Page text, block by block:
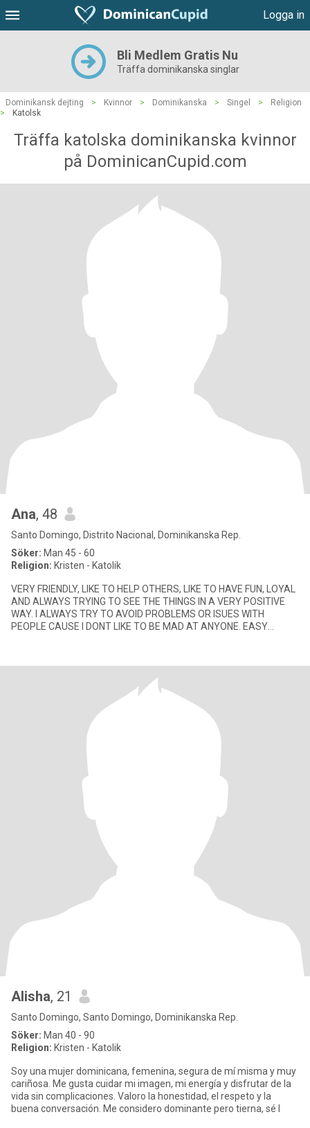
Logga in
Bli Medlem Gratis Nu
Träffa dominikanska singlar
Dominikansk dejting > Kvinnor > Dominikanska > Singel >
Religion
>
Katolsk
Träffa katolska dominikanska kvinnor
på DominicanCupid.com
Ana, 48
Santo Domingo, Distrito Nacional, Dominikanska Rep.
Söker: Man 45 - 60
Religion: Kristen - Katolik
VERY FRIENDLY, LIKE TO HELP OTHERS, LIKE TO HAVE FUN, LOYAL
AND ALWAYS TRYING TO SEE THE THINGS IN A VERY POSITIVE
WAY. I ALWAYS TRY TO AVOID PROBLEMS OR ISUES WITH
PEOPLE CAUSE I DONT LIKE TO BE MAD AT ANYONE. EASY
Alisha, 21
Santo Domingo, Santo Domingo, Dominikanska Rep.
Söker: Man 40 - 90
Religion: Kristen - Katolik
Soy una mujer dominicana, femenina, segura de mí misma y muy
cariñosa. Me gusta cuidar mi imagen, mi energía y disfrutar de la
vida sin complicaciones. Valoro la honestidad, el respeto y la
buena conversación. Me considero dominante pero tierna, sé l